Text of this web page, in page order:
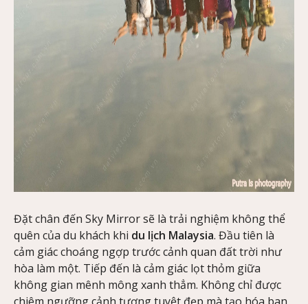
Đặt chân đến Sky Mirror sẽ là trải nghiệm không thể
quên của du khách khi du lịch Malaysia. Đầu tiên là
cảm giác choáng ngợp trước cảnh quan đất trời như
hòa làm một. Tiếp đến là cảm giác lọt thỏm giữa
không gian mênh mông xanh thẳm. Không chỉ được